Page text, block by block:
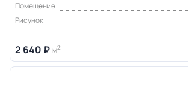
Помещение
Рисунок
2 640 ₽ м2